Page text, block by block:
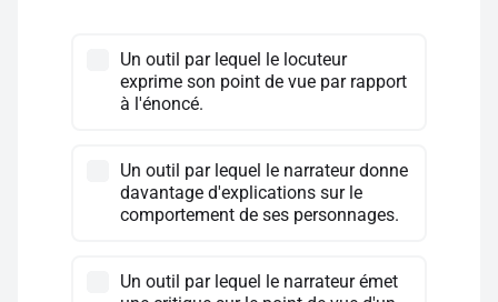
Un outil par lequel le locuteur
exprime son point de vue par rapport
à l'énoncé.
Un outil par lequel le narrateur donne
davantage d'explications sur le
comportement de ses personnages.
Un outil par lequel le narrateur émet